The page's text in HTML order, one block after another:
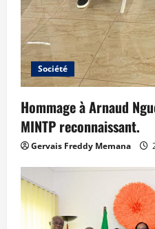
Société
Hommage à Arnaud
MINTP reconnaissant.
Gervais Freddy Memana